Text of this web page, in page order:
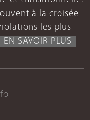
à la croisée
les plus
EN SAVOIR PLUS